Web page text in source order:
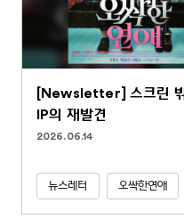
[Newsletter] 스크린
IP의 재발견
2026.06.14
뉴스레터 오싹한연애